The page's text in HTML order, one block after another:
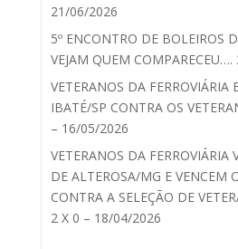
21/06/2026
5º ENCONTRO DE BOLEIROS
VEJAM QUEM
VETERANOS DA FERROVIÁRIA
IBATÉ/SP CONTRA OS
– 16/05/2026
VETERANOS DA FERROVIÁRIA
DE ALTEROSA/MG E VENCEM
CONTRA A SELEÇÃO DE
2 X 0 – 18/04/2026